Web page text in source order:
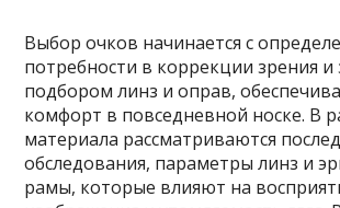
Выбор очков начинается с
потребности в коррекции зрения и
подбором линз и оправ,
комфорт в повседневной носке. В
материала рассматриваются
обследования, параметры линз и
рамы, которые влияют на